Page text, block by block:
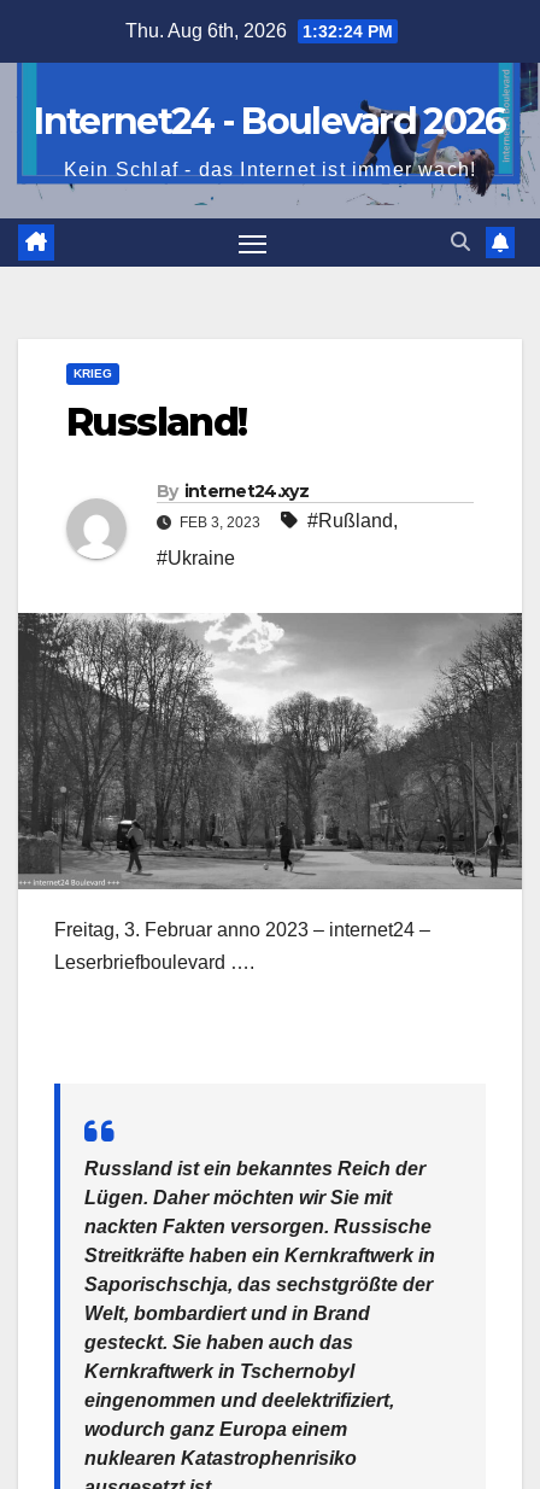
Thu. Aug 6th, 2026 1:32:26 PM
Internet24 - Boulevard 2026
Kein Schlaf - das Internet ist immer wach!
KRIEG
Russland!
By internet24.xyz
FEB 3, 2023 #Rußland,
#Ukraine
Freitag, 3. Februar anno 2023 – internet24 –
Leserbriefboulevard ….
Russland ist ein bekanntes Reich der
Lügen. Daher möchten wir Sie mit
nackten Fakten versorgen. Russische
Streitkräfte haben ein Kernkraftwerk in
Saporischschja, das sechstgrößte der
Welt, bombardiert und in Brand
gesteckt.️ Sie haben auch das
Kernkraftwerk in Tschernobyl
eingenommen und deelektrifiziert,
wodurch ganz Europa einem
nuklearen Katastrophenrisiko